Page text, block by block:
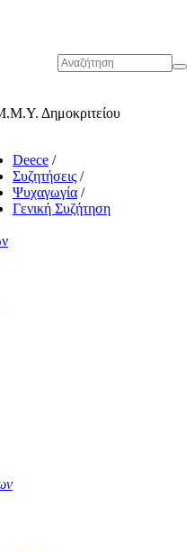
Δημοκριτείου
Deece /
Συζητήσεις /
Ψυχαγωγία /
Γενική Συζήτηση